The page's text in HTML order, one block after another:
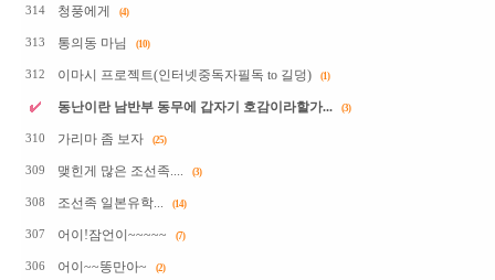
314 청풍에게 (4)
313 통의동 마님 (10)
312 이마시 프로젝트(인터넷중독자필독 to 길덩) (1)
동난이란 남반부 동무에 갑자기 호감이라할가... (3)
310 가리마 좀 보자 (25)
309 맺힌게 많은 조선족.... (3)
308 조선족 일본유학... (14)
307 어이!잠언이~~~~~ (7)
306 어이~~똥만아~ (2)